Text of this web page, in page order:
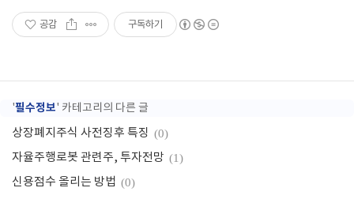
공감 구독하기
'필수정보' 카테고리의 다른 글
상장폐지주식 사전징후 특징 (0)
자율주행로봇 관련주, 투자전망 (1)
신용점수 올리는 방법 (0)